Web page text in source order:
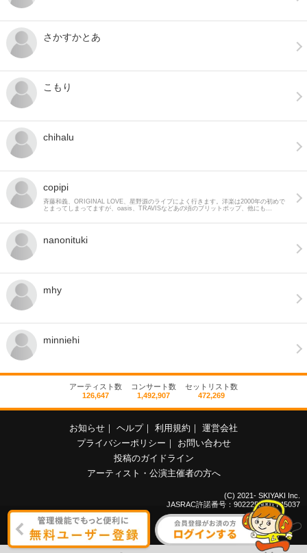
さかすかとあ
こもり
chihalu
copipi
斉藤和義、ORIGINAL LOVE、星野源のライブによく行きます。洋楽は2000年の初めで
とまってしまってますが、oasis、TRAVISなどあの頃のブリットポップ、他にも
の時に気に入ったものをいろいろと聴いてます。数年前から韓流（主に少女時代）のラ
nanonituki
mhy
minniehi
アーティスト数
126,647
コンサート数
1,492,907
セットリスト数
472,269
お知らせ ヘルプ 利用規約
運営会社
プライバシーポリシー
お問い合わせ
投稿のガイドライン
アーティスト・公演主催者の方へ
(C) 2021- SKIYAKI Inc.
JASRAC許諾番号：9022255001Y45037